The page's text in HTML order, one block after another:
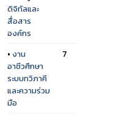
ดิจิทัลและ
สื่อสาร
องค์กร
• งาน
อาชีวศึกษา
ระบบทวิภาคี
และความร่วม
มือ
7